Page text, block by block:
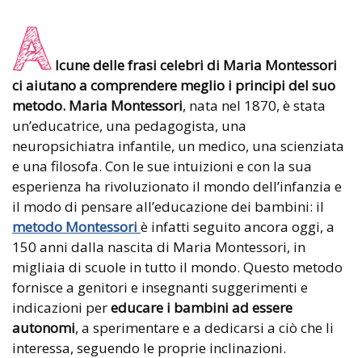
A lcune delle frasi celebri di Maria Montessori
ci aiutano a comprendere meglio i principi del suo
metodo. Maria Montessori, nata nel 1870, è stata
un’educatrice, una pedagogista, una
neuropsichiatra infantile, un medico, una scienziata
e una filosofa. Con le sue intuizioni e con la sua
esperienza ha rivoluzionato il mondo dell’infanzia e
il modo di pensare all’educazione dei bambini: il
metodo Montessori è infatti seguito ancora oggi, a
150 anni dalla nascita di Maria Montessori, in
migliaia di scuole in tutto il mondo. Questo metodo
fornisce a genitori e insegnanti suggerimenti e
indicazioni pereducare i bambini ad essere
autonomi, a sperimentare e a dedicarsi a ciò che li
interessa, seguendo le proprie inclinazioni.